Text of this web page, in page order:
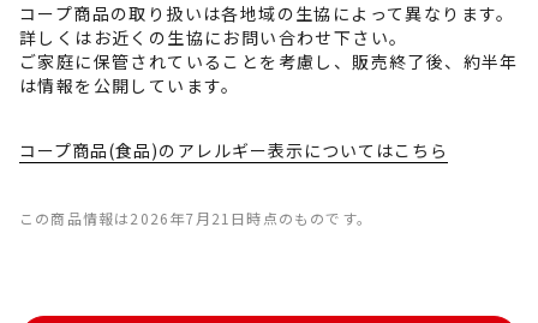
コープ商品の取り扱いは各地域の生協によって異なります。
詳しくはお近くの生協にお問い合わせ下さい。
ご家庭に保管されていることを考慮し、販売終了後、約半年
は情報を公開しています。
コープ商品(食品)のアレルギー表示についてはこちら
この商品情報は2026年7月21日時点のものです。